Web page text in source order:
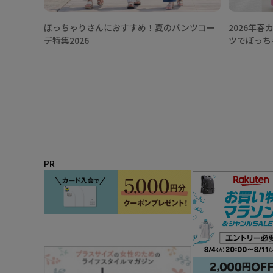
ぽっちゃりさんにおすすめ！夏のパンツコー
デ特集2026
2026年春
ツでぽっ
PR